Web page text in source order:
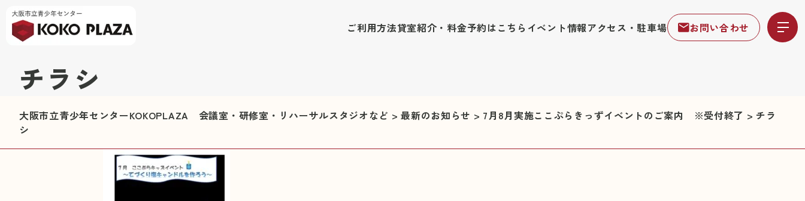
ご利用方法貸室紹介・料金予約はこちら イベント情報アクセス・駐車場 お問い合わせ
チラシ
大阪市立青少年センターKOKOPLAZA 会議室・研修室・リハーサルスタジオなど >最新のお知らせ > 7月8月実施ここぷらきっずイベントのご案内 ※受付終了 > チラ
シ